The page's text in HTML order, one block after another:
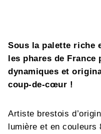
Sous la palette riche
les phares de France
dynamiques et
coup-de-cœur !
Artiste brestois
lumière et en couleurs